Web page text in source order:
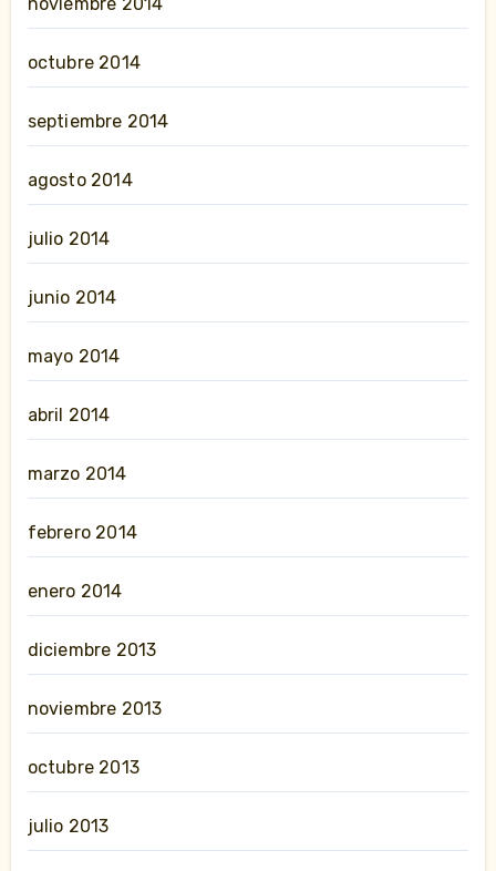
octubre 2014
septiembre 2014
agosto 2014
julio 2014
junio 2014
mayo 2014
abril 2014
marzo 2014
febrero 2014
enero 2014
diciembre 2013
noviembre 2013
octubre 2013
julio 2013